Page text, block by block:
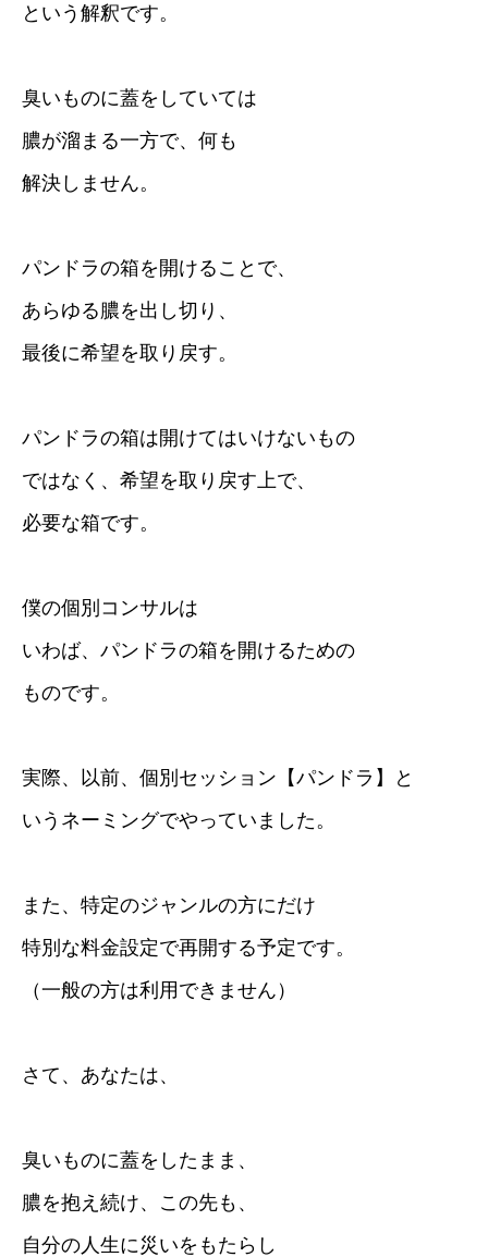
という解釈です。
臭いものに蓋をしていては
膿が溜まる一方で、何も
解決しません。
パンドラの箱を開けることで、
あらゆる膿を出し切り、
最後に希望を取り戻す。
パンドラの箱は開けてはいけないもの
ではなく、希望を取り戻す上で、
必要な箱です。
僕の個別コンサルは
いわば、パンドラの箱を開けるための
ものです。
実際、以前、個別セッション【パンドラ】と
いうネーミングでやっていました。
また、特定のジャンルの方にだけ
特別な料金設定で再開する予定です。
（一般の方は利用できません）
さて、あなたは、
臭いものに蓋をしたまま、
膿を抱え続け、この先も、
自分の人生に災いをもたらし